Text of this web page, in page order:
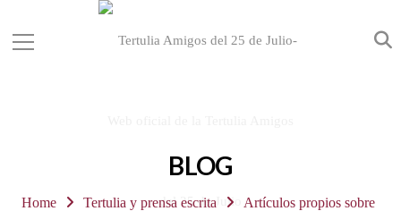
BLOG
Home Tertulia y prensa escrita
Artículos propios sobre